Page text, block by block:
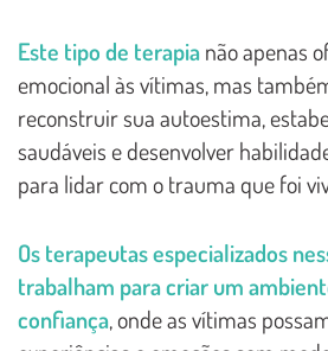
Este tipo de terapianão apenas
emocional às vítimas, mas
reconstruir sua autoestima,
saudáveis e desenvolver
para lidar com o trauma que foi
Os terapeutas especializados
trabalham para criar um
confiança, onde as vítimas